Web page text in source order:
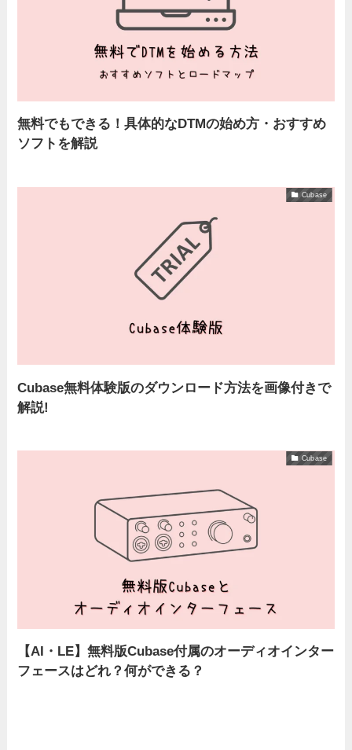
無料でもできる！具体的なDTMの始め方・おすすめ
ソフトを解説
Cubase
Cubase無料体験版のダウンロード方法を画像付きで
解説!
Cubase
【AI・LE】無料版Cubase付属のオーディオインター
フェースはどれ？何ができる？